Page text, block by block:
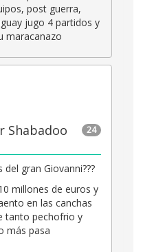
post guerra,
jugo 4 partidos y
maracanazo
24
Shabadoo
gran Giovanni???
millones de euros y
en las canchas
tanto pechofrio y
más pasa